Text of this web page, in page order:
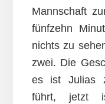
Mannschaft
fünfzehn
nichts zu
zwei. Die
es ist Julias
führt, jetzt